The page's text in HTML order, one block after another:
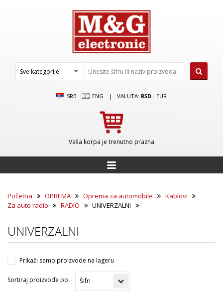
SRB ENG | VALUTA: RSD - EUR
Vaša korpa je trenutno prazna
Početna OPREMA Oprema za automobile
Kablovi
Za auto radio
RADIO UNIVERZALNI
UNIVERZALNI
Prikaži samo proizvode na lageru
Sortiraj proizvode po